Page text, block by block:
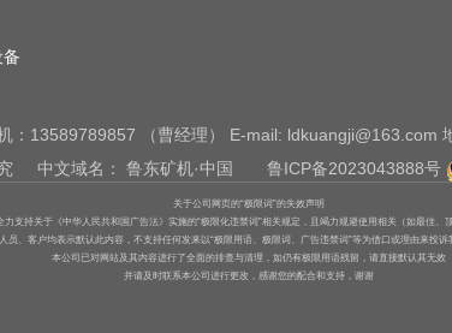
13589789857 （曹经理） E-mail: ldkuangji@163.com
究 中文域名： 鲁东矿机·中国 鲁ICP备2023043888号
关于公司网页的“极限词”的失效声明
力支持关于《中华人民共和国广告法》实施的“极限化违禁词”相关规定，且竭力规避使用相关（如最佳、
、客户均表示默认此内容，不支持任何发来以“极限用语、极限词、广告违禁词”等为借口或理由来投
本公司已对网站及其内容进行了全面的排查与清理，如仍有极限用语残留，请直接默认其无效
并请及时联系本公司进行更改，感谢您的配合和支持，谢谢